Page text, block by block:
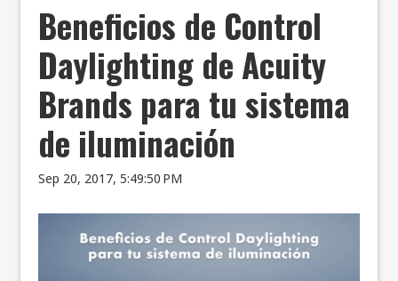
Beneficios de Control
Daylighting de Acuity
Brands para tu sistema
de iluminación
Sep 20, 2017, 5:49:50 PM